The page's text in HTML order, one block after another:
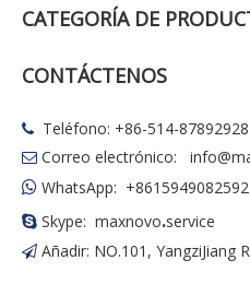
CATEGORÍA DE
CONTÁCTENOS
 Teléfono: +86-514-87892928
 Correo electrónico:
 WhatsApp: +8615949082592
 Skype: maxnovo.service
 Añadir: NO.101, YangziJiang